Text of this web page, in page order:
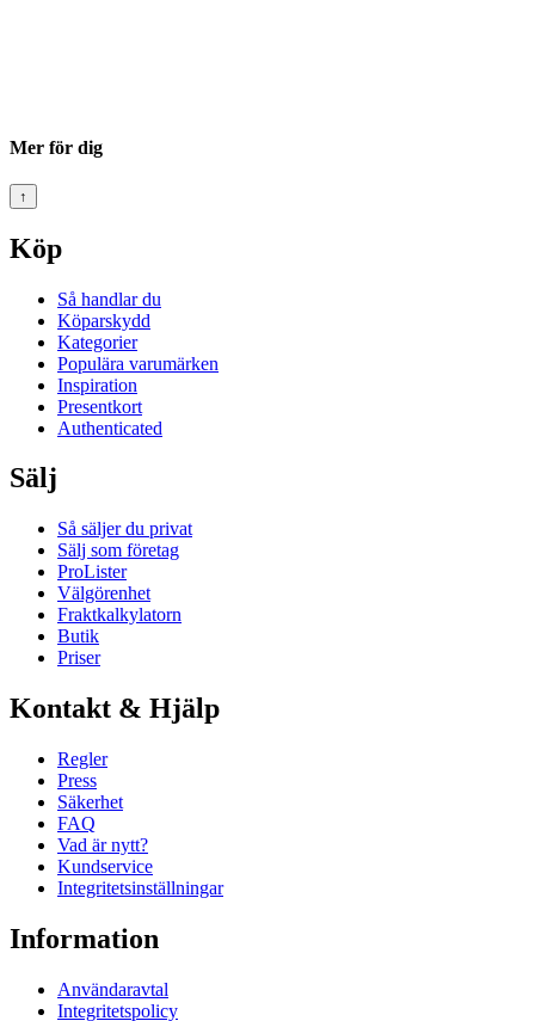
Mer för dig
↑
Köp
Så handlar du
Köparskydd
Kategorier
Populära varumärken
Inspiration
Presentkort
Authenticated
Sälj
Så säljer du privat
Sälj som företag
ProLister
Välgörenhet
Fraktkalkylatorn
Butik
Priser
Kontakt & Hjälp
Regler
Press
Säkerhet
FAQ
Vad är nytt?
Kundservice
Integritetsinställningar
Information
Användaravtal
Integritetspolicy